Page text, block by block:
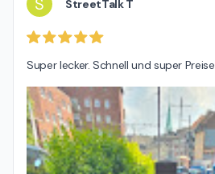
StreetTalk T
Super lecker. Schnell und super Preise.